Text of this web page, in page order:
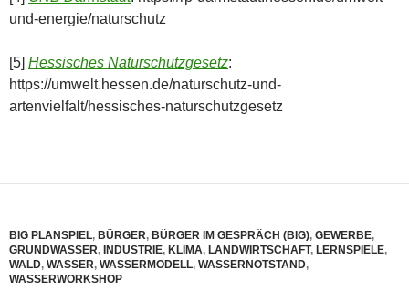
und-energie/naturschutz
[5] Hessisches Naturschutzgesetz:
https://umwelt.hessen.de/naturschutz-und-
artenvielfalt/hessisches-naturschutzgesetz
BIG PLANSPIEL, BÜRGER, BÜRGER IM GESPRÄCH (BIG), GEWERBE,
GRUNDWASSER, INDUSTRIE, KLIMA, LANDWIRTSCHAFT, LERNSPIELE,
WALD, WASSER, WASSERMODELL, WASSERNOTSTAND,
WASSERWORKSHOP